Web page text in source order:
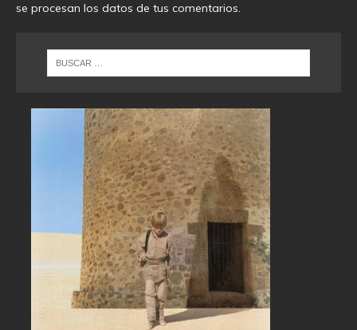
se procesan los datos de tus comentarios.